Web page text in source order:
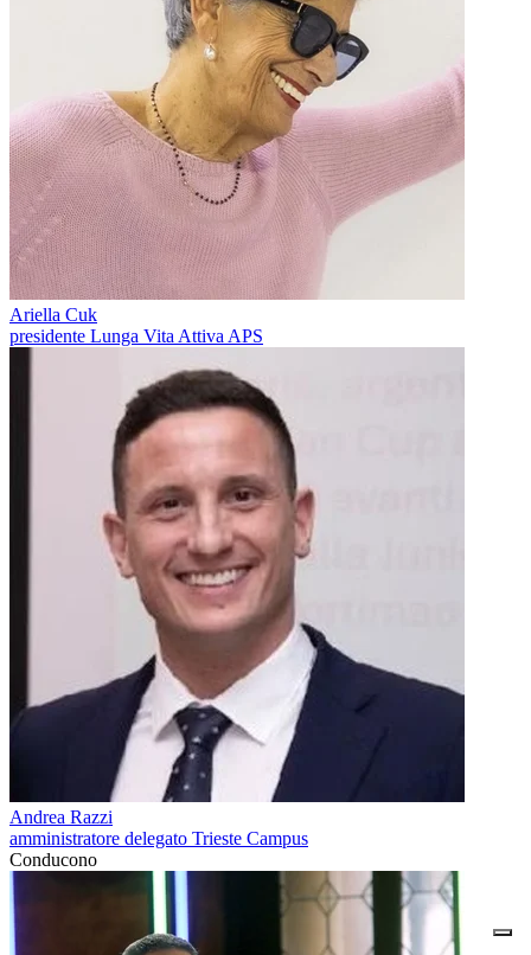
Ariella Cuk
presidente Lunga Vita Attiva APS
Andrea Razzi
amministratore delegato Trieste Campus
Conducono